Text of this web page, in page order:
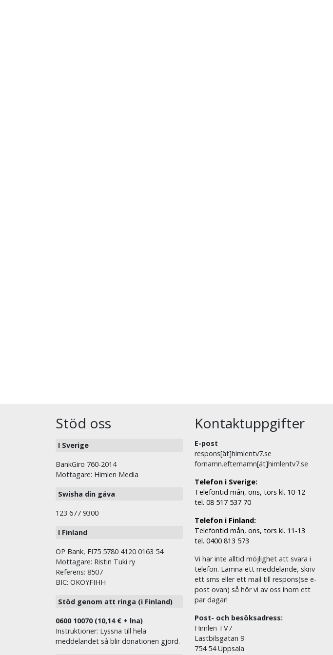
Stöd oss
I Sverige
BankGiro 760-2014
Mottagare: Himlen Media
Swisha din gåva
123 677 9300
I Finland
OP Bank, FI75 5780 4120 0163 54
Mottagare: Ristin Tuki ry
Referens: 8507
BIC: OKOYFIHH
Stöd genom att ringa (i Finland)
0600 10070 (10,14 € + lna)
Instruktioner: Lyssna till hela
meddelandet så blir donationen gjord.
Kontaktuppgifter
E-post
respons[ät]himlentv7.se
fornamn.efternamn[ät]himlentv7.se
Telefon i Sverige:
Telefontid mån, ons, tors kl. 10-12
tel. 08 517 537 70
Telefon i Finland:
Telefontid mån, ons, tors kl. 11-13
tel. 0400 813 573
Vi har inte alltid möjlighet att svara i
telefon. Lämna ett meddelande, skriv
ett sms eller ett mail till respons(se e-
post ovan) så hör vi av oss inom ett
par dagar!
Post- och besöksadress:
Himlen TV7
Lastbilsgatan 9
754 54 Uppsala